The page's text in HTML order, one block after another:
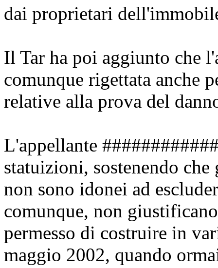
dai proprietari
Il Tar ha poi aggiunto che
comunque rigettata anche
relative alla prova del
L'appellante
statuizioni, sostenendo
non sono idonei ad
comunque, non
permesso di costruire in
maggio 2002, quando